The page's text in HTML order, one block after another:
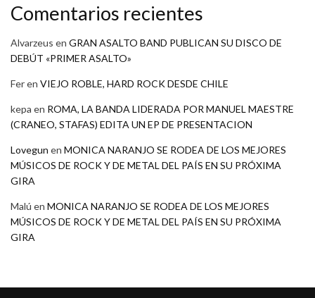
Comentarios recientes
Alvarzeus en GRAN ASALTO BAND PUBLICAN SU DISCO DE
DEBÚT «PRIMER ASALTO»
Feren VIEJO ROBLE, HARD ROCK DESDE CHILE
kepa en ROMA, LA BANDA LIDERADA POR MANUEL MAESTRE
(CRANEO, STAFAS) EDITA UN EP DE PRESENTACION
Lovegun en MONICA NARANJO SE RODEA DE LOS MEJORES
MÚSICOS DE ROCK Y DE METAL DEL PAÍS EN SU PRÓXIMA
GIRA
Malú en MONICA NARANJO SE RODEA DE LOS MEJORES
MÚSICOS DE ROCK Y DE METAL DEL PAÍS EN SU PRÓXIMA
GIRA